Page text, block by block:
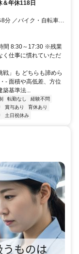
＆年休118日
分 ／バイク・自転車通
間 8:30～17:30 ※残業
仕事に慣れていただ
」も どちらも諦めら
- 面積や高低差、方位
基準法...
転勤なし
経験不問
賞与あり
育休あり
土日祝休み